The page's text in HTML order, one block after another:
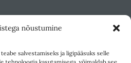
nõustumine
salvestamiseks ja ligipääsuks selle